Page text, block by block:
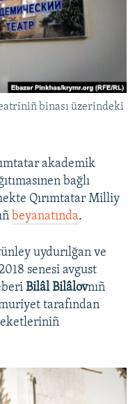
binası üzerindeki
akademik
bağlı
Qırımtatar Milliy
beyanatında.
uydurılğan ve
senesi avgust
Bilâl Bilâlovnıñ
tarafından